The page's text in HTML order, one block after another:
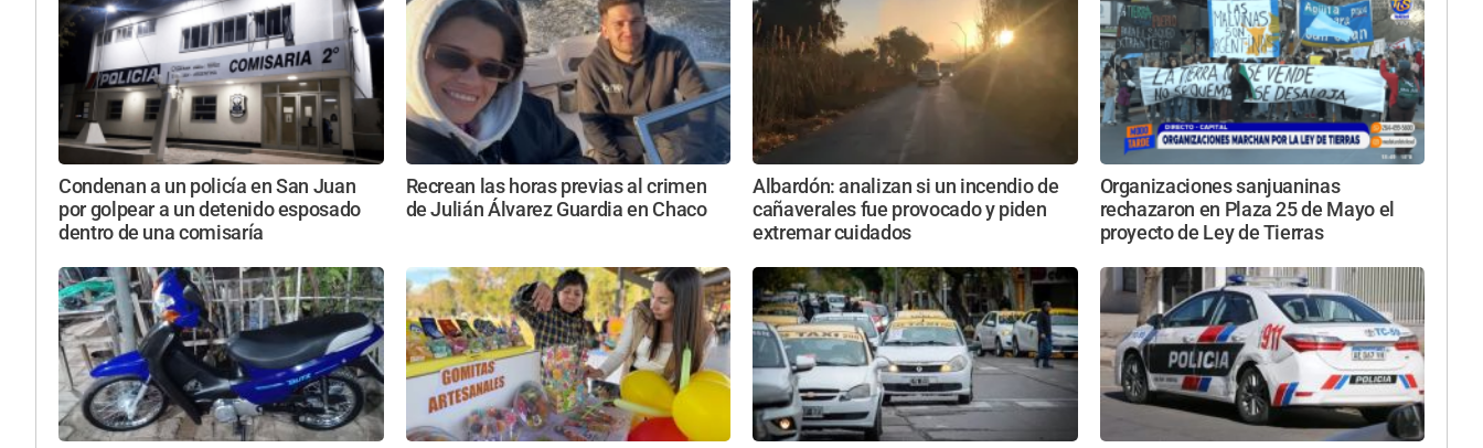
Condenan a un policía en San Juan
por golpear a un detenido esposado
dentro de una comisaría
Recrean las horas previas al crimen
de Julián Álvarez Guardia en Chaco
Albardón: analizan si un incendio de
cañaverales fue provocado y piden
extremar cuidados
Organizaciones sanjuaninas
rechazaron en Plaza 25 de Mayo el
proyecto de Ley de Tierras